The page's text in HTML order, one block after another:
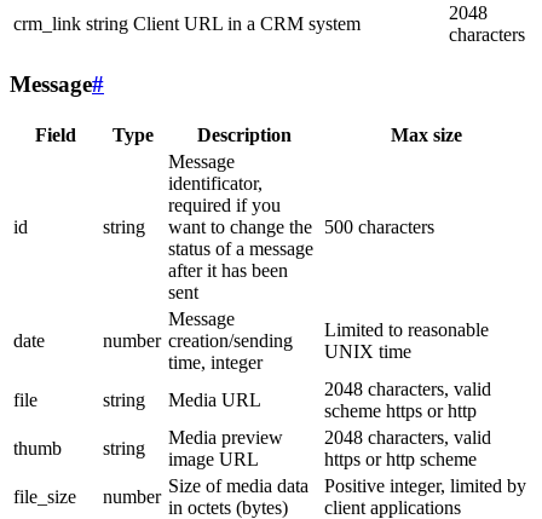
crm_link string Client URL in a CRM system
2048
characters
Message#
Field Type Description Max size
id string
Message
identificator,
required if you
want to change the
status of a message
after it has been
sent
500 characters
date number
Message
creation/sending
time, integer
Limited to reasonable
UNIX time
file string Media URL
2048 characters, valid
scheme https or http
thumb
string
Media preview
image URL
2048 characters, valid
https or http scheme
file_size
number
Size of media data
in octets (bytes)
Positive integer, limited by
client applications